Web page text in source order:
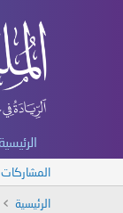
الرئيسية
المشاركات
الرئيسية